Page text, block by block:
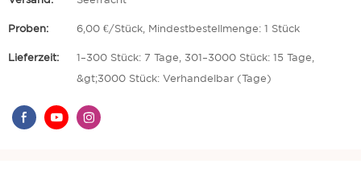
Proben: 6,00 €/Stück, Mindestbestellmenge: 1 Stück
Lieferzeit: 1–300 Stück: 7 Tage, 301–3000 Stück: 15 Tage,
&gt;3000 Stück: Verhandelbar (Tage)